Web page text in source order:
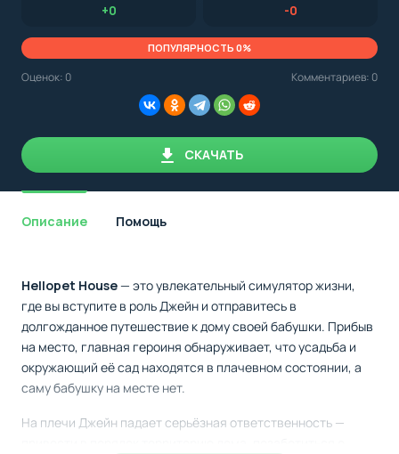
указываем
минимальные
необходимые
+0Нравится -0Не нравится
ПОПУЛЯРНОСТЬ 0%
Оценок: 0 Комментариев: 0
СКАЧАТЬ
Описание Помощь
Hellopet House— это увлекательный симулятор жизни,
где вы вступите в роль Джейн и отправитесь в
долгожданное путешествие к дому своей бабушки. Прибыв
на место, главная героиня обнаруживает, что усадьба и
окружающий её сад находятся в плачевном состоянии, а
саму бабушку на месте нет.
На плечи Джейн падает серьёзная ответственность —